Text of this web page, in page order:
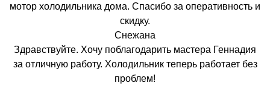
мотор холодильника дома. Спасибо за оперативность и
скидку.
Снежана
Здравствуйте. Хочу поблагодарить мастера Геннадия
за отличную работу. Холодильник теперь работает без
проблем!